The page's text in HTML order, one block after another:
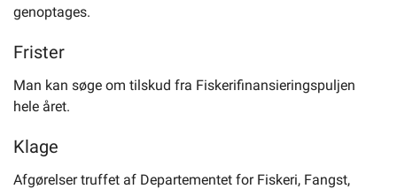
genoptages.
Frister
Man kan søge om tilskud fra Fiskerifinansieringspuljen
hele året.
Klage
Afgørelser truffet af Departementet for Fiskeri, Fangst,